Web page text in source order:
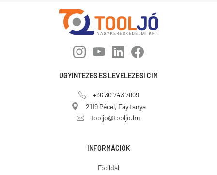
ÜGYINTÉZÉS ÉS LEVELEZÉSI CÍM
+36 30 743 7899
2119 Pécel, Fáy tanya
tooljo@tooljo.hu
INFORMÁCIÓK
Főoldal